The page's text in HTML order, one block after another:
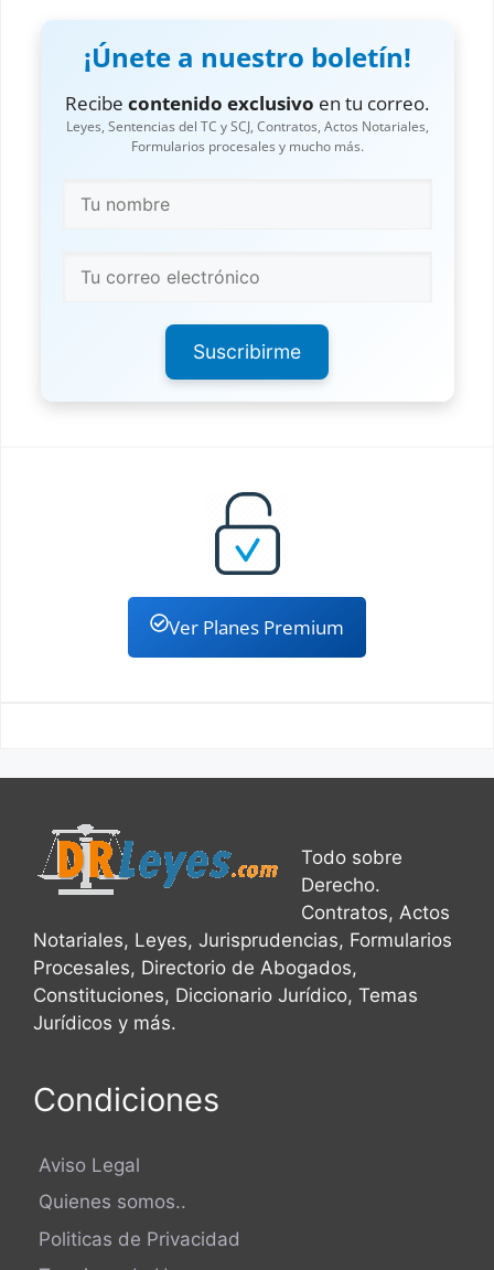
¡Únete a nuestro boletín!
Recibe contenido exclusivo en tu correo.
Leyes, Sentencias del TC y SCJ, Contratos, Actos Notariales,
Formularios procesales y mucho más.
Suscribirme
Ver Planes Premium
Todo sobre
Derecho.
Contratos, Actos
Notariales, Leyes, Jurisprudencias, Formularios
Procesales, Directorio de Abogados,
Constituciones, Diccionario Jurídico, Temas
Jurídicos y más.
Condiciones
Aviso Legal
Quienes somos..
Politicas de Privacidad